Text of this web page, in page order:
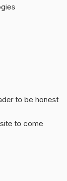
to be honest
to come